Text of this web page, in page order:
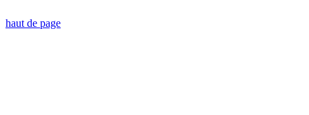
haut de page